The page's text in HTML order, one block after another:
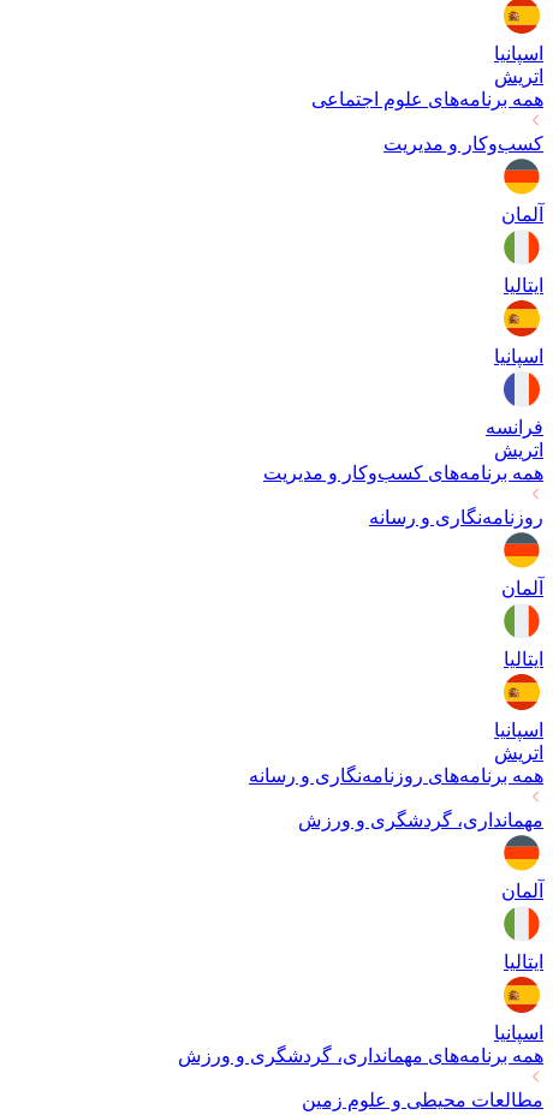
اسپانیا
اتریش
همه برنامه‌های علوم اجتماعی
کسب‌وکار و مدیریت
آلمان
ایتالیا
اسپانیا
فرانسه
اتریش
همه برنامه‌های کسب‌وکار و مدیریت
روزنامه‌نگاری و رسانه
آلمان
ایتالیا
اسپانیا
اتریش
همه برنامه‌های روزنامه‌نگاری و رسانه
مهمانداری، گردشگری و ورزش
آلمان
ایتالیا
اسپانیا
همه برنامه‌های مهمانداری، گردشگری و ورزش
مطالعات محیطی و علوم زمین